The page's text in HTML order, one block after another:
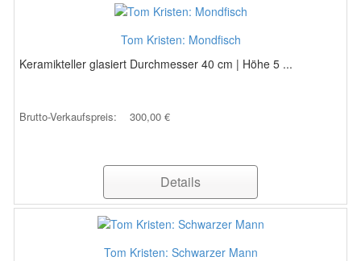
Tom Kristen: Mondfisch
Keramikteller glasiert Durchmesser 40 cm | Höhe 5 ...
Brutto-Verkaufspreis: 300,00 €
Details
Tom Kristen: Schwarzer Mann